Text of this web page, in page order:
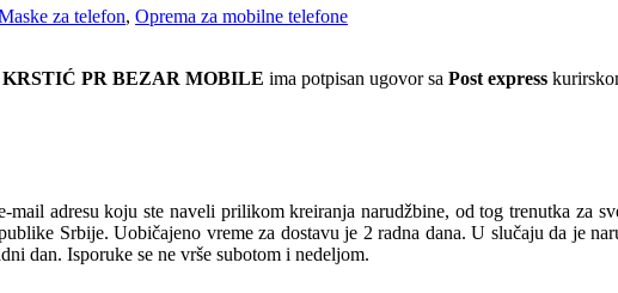
za telefon, Oprema za mobilne telefone
PR BEZAR MOBILE ima potpisan ugovor sa Post express
adresu koju ste naveli prilikom kreiranja narudžbine, od tog trenutka za
Srbije. Uobičajeno vreme za dostavu je 2 radna dana. U slučaju da je
dan. Isporuke se ne vrše subotom i nedeljom.